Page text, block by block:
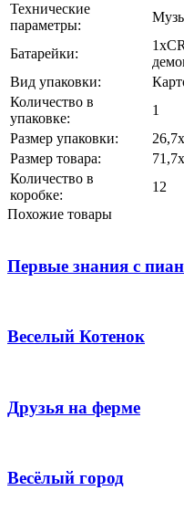
Технические
параметры:
Батарейки:
Вид упаковки:
Количество в
упаковке:
1
Размер упаковки:
Размер товара:
Количество в
коробке:
12
Похожие товары
Первые знания с
Веселый Котенок
Друзья на ферме
Весёлый город